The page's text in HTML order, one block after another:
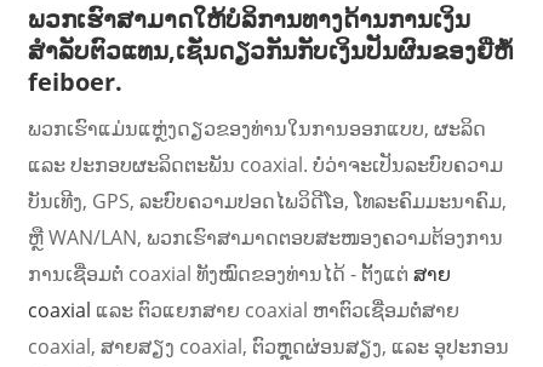
ພວກເຮົາສາມາດໃຫ້ບໍລິການທາງດ້ານການເງິນ
ສຳລັບຕົວແທນ,ເຊັ່ນດຽວກັນກັບເງິນປັນຜົນຂອງຍີ່ຫໍ້
feiboer.
ພວກເຮົາແມ່ນແຫຼ່ງດຽວຂອງທ່ານໃນການອອກແບບ, ຜະລິດ
ແລະ ປະກອບຜະລິດຕະພັນ coaxial. ບໍ່ວ່າຈະເປັນລະບົບຄວາມ
ບັນເທີງ, GPS, ລະບົບຄວາມປອດໄພວິດີໂອ, ໂທລະຄົມມະນາຄົມ,
ຫຼື WAN/LAN, ພວກເຮົາສາມາດຕອບສະໜອງຄວາມຕ້ອງການ
ການເຊື່ອມຕໍ່ coaxial ທັງໝົດຂອງທ່ານໄດ້ - ຕັ້ງແຕ່ ສາຍ
coaxial ແລະ ຕົວແຍກສາຍ coaxial ຫາຕົວເຊື່ອມຕໍ່ສາຍ
coaxial, ສາຍສຽງ coaxial, ຕົວຫຼຸດຜ່ອນສຽງ, ແລະ ອຸປະກອນ